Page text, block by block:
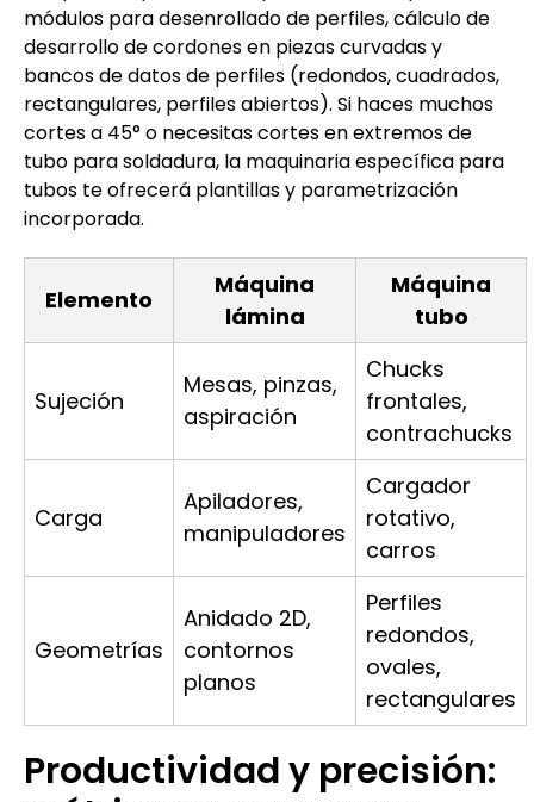
módulos para desenrollado de perfiles, cálculo de
desarrollo de cordones en piezas curvadas y
bancos de datos de perfiles (redondos, cuadrados,
rectangulares, perfiles abiertos). Si haces muchos
cortes a 45° o necesitas cortes en extremos de
tubo para soldadura, la maquinaria específica para
tubos te ofrecerá plantillas y parametrización
incorporada.
Elemento
Máquina
lámina
Máquina
tubo
Sujeción
Mesas, pinzas,
aspiración
Chucks
frontales,
contrachucks
Carga
Apiladores,
manipuladores
Cargador
rotativo,
carros
Geometrías
Anidado 2D,
contornos
planos
Perfiles
redondos,
ovales,
rectangulares
Productividad y precisión: